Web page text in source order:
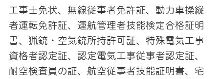
工事士免状、無線従事者免許証、動力車操縦
者運転免許証、運航管理者技能検定合格証明
書、猟銃・空気銃所持許可証、特殊電気工事
資格者認定証、認定電気工事従事者認定証、
耐空検査員の証、航空従事者技能証明書、宅